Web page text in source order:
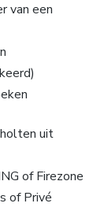
van een
uit
of Firezone
of Privé